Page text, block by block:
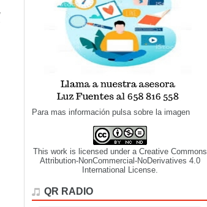
Para mas información pulsa sobre la imagen
This work is licensed under a Creative Commons
Attribution-NonCommercial-NoDerivatives 4.0
International License.
QR RADIO